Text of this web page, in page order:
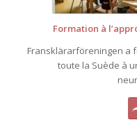
Formation à
Fransklärarföreningen a
toute la Suède à